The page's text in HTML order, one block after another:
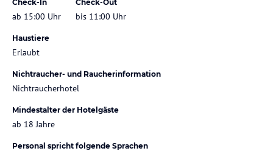
Check-In
ab 15:00 Uhr
Check-Out
bis 11:00 Uhr
Haustiere
Erlaubt
Nichtraucher- und Raucherinformation
Nichtraucherhotel
Mindestalter der Hotelgäste
ab 18 Jahre
Personal spricht folgende Sprachen